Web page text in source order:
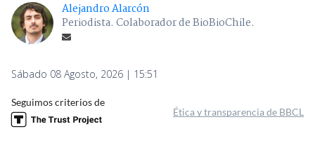
Alejandro Alarcón
Periodista. Colaborador de BioBioChile.
Sábado 08 Agosto, 2026 | 15:51
Seguimos criterios de
Ética y transparencia de BBCL